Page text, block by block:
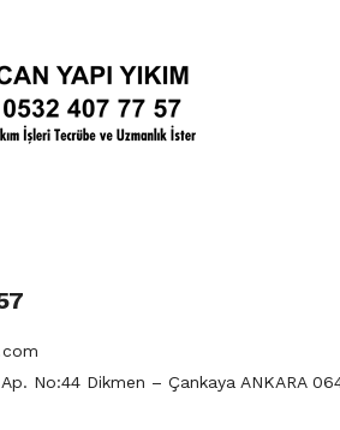
No:44 Dikmen – Çankaya ANKARA